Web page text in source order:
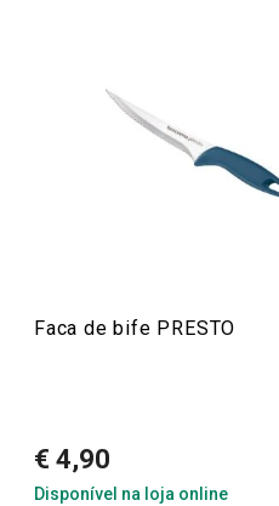
e práticos para todos os
alta qualidade e preços
descascadores, abridores,
facas e muitos outros
trabalho na cozinha mais
Faca de bife PRESTO
€ 4,90
Disponível na loja online